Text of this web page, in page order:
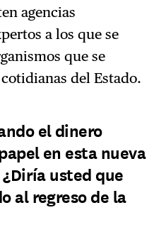
agencias
a los que se
que se
del Estado.
el dinero
en esta nueva
usted que
al regreso de la